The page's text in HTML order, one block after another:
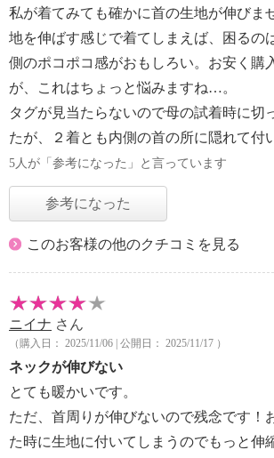
私が着てみても確かに首の生地が伸びま
地を伸ばす感じで着てしまえば、困るの
側のポコポコ感がおもしろい。お安く購
が、これはちょっと悩みますね…。
タグが見当たらないので母の試着時に切
たが、２着とも内側の首の所に隠れて付
5人が「参考になった」と言っています
参考になった
このお客様の他のクチコミを見る
ニイナ さん
（購入日： 2025/11/06 | 公開日： 2025/11/17 ）
ネックが伸びない
とても暖かいです。
ただ、首周りが伸びないので残念です！
た時に生地に付いてしまうのでもっと伸